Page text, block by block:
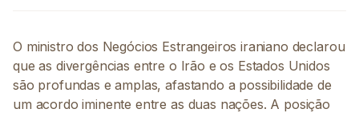
O ministro dos Negócios Estrangeiros iraniano declarou
que as divergências entre o Irão e os Estados Unidos
são profundas e amplas, afastando a possibilidade de
um acordo iminente entre as duas nações. A posição